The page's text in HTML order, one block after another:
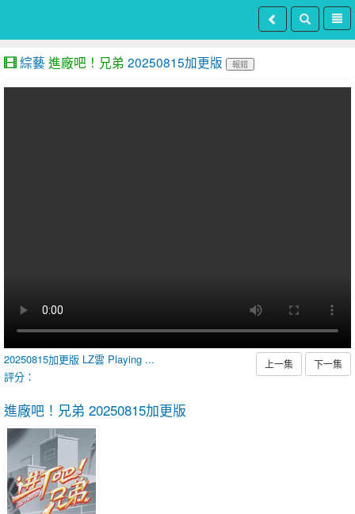
綜藝 進廠吧！兄弟 20250815加更版 報錯
20250815加更版 LZ雲 Playing ...
評分：
上一集 下一集
進廠吧！兄弟 20250815加更版